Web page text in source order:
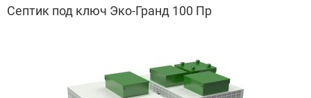
Септик под ключ Эко-Гранд 100 Пр